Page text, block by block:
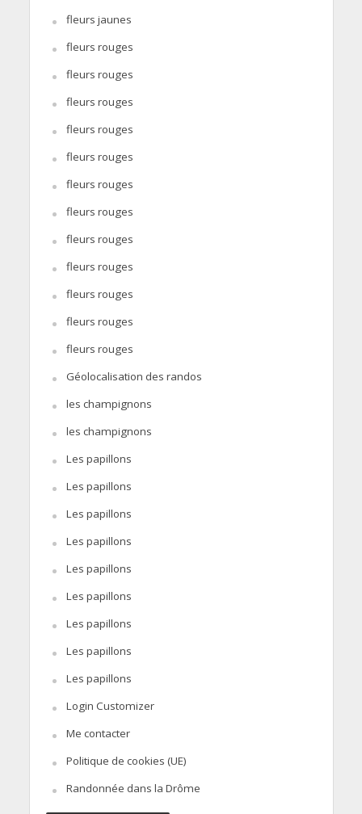
fleurs jaunes
fleurs rouges
fleurs rouges
fleurs rouges
fleurs rouges
fleurs rouges
fleurs rouges
fleurs rouges
fleurs rouges
fleurs rouges
fleurs rouges
fleurs rouges
fleurs rouges
Géolocalisation des randos
les champignons
les champignons
Les papillons
Les papillons
Les papillons
Les papillons
Les papillons
Les papillons
Les papillons
Les papillons
Les papillons
Login Customizer
Me contacter
Politique de cookies (UE)
Randonnée dans la Drôme